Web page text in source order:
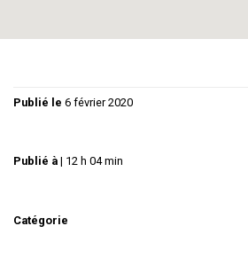
Publié le 6 février 2020
Publié à | 12 h 04 min
Catégorie